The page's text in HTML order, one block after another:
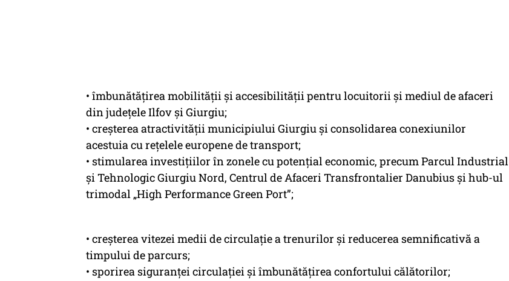
• îmbunătățirea mobilității și accesibilității pentru locuitorii și mediul de afaceri
din județele Ilfov și Giurgiu;
• creșterea atractivității municipiului Giurgiu și consolidarea conexiunilor
acestuia cu rețelele europene de transport;
• stimularea investițiilor în zonele cu potențial economic, precum Parcul Industrial
și Tehnologic Giurgiu Nord, Centrul de Afaceri Transfrontalier Danubius și hub-ul
trimodal „High Performance Green Port”;
• creșterea vitezei medii de circulație a trenurilor și reducerea semnificativă a
timpului de parcurs;
• sporirea siguranței circulației și îmbunătățirea confortului călătorilor;